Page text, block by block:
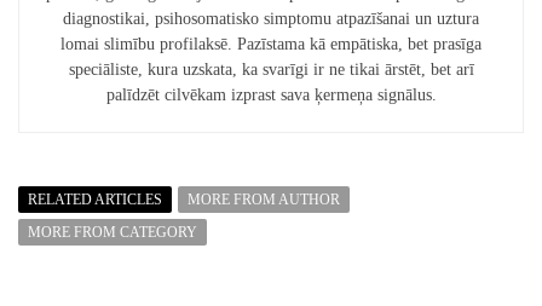
diagnostikai, psihosomatisko simptomu atpazīšanai un uztura
lomai slimību profilaksē. Pazīstama kā empātiska, bet prasīga
speciāliste, kura uzskata, ka svarīgi ir ne tikai ārstēt, bet arī
palīdzēt cilvēkam izprast sava ķermeņa signālus.
RELATED ARTICLES
MORE FROM AUTHOR
MORE FROM CATEGORY